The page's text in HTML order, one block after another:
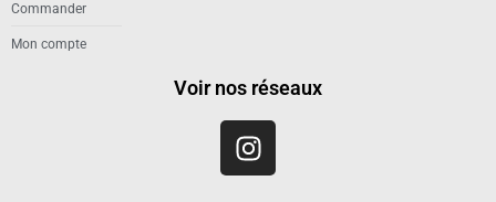
Commander
Mon compte
Voir nos réseaux